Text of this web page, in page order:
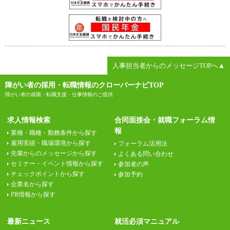
人事担当者からのメッセージTOPへ▲
障がい者の採用・転職情報のクローバーナビTOP
障がい者の就職・転職支援・仕事情報のご提供
求人情報検索
業種・職種・勤務条件から探す
雇用実績・職場環境から探す
先輩からのメッセージから探す
セミナー・イベント情報から探す
チェックポイントから探す
企業名から探す
PR情報から探す
合同面接会・就職フォーラム情
報
フォーラム活用法
よくある問い合わせ
参加者の声
参加予約
最新ニュース 就活必須マニュアル